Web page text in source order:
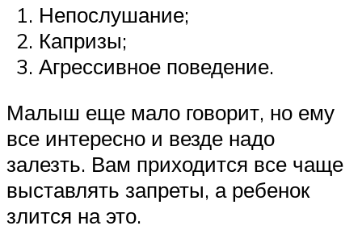
Непослушание;
Капризы;
Агрессивное поведение.
Малыш еще мало говорит, но ему
все интересно и везде надо
залезть. Вам приходится все чаще
выставлять запреты, а ребенок
злится на это.